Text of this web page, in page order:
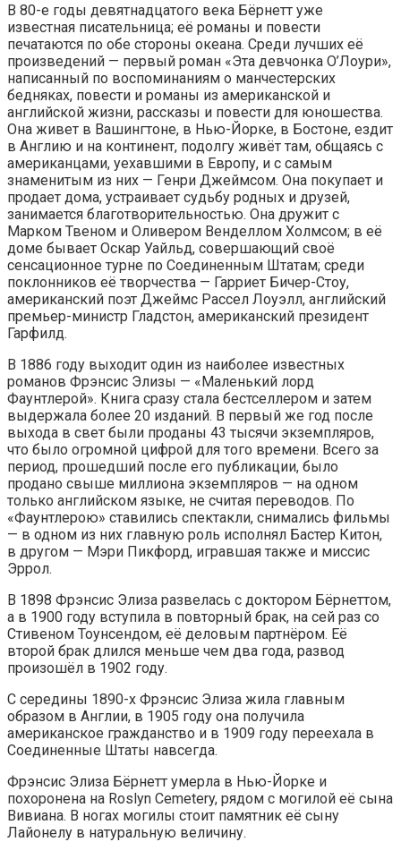
В 80-е годы девятнадцатого века Бёрнетт уже
известная писательница; её романы и повести
печатаются по обе стороны океана. Среди лучших её
произведений — первый роман «Эта девчонка О’Лоури»,
написанный по воспоминаниям о манчестерских
бедняках, повести и романы из американской и
английской жизни, рассказы и повести для юношества.
Она живет в Вашингтоне, в Нью-Йорке, в Бостоне, ездит
в Англию и на континент, подолгу живёт там, общаясь с
американцами, уехавшими в Европу, и с самым
знаменитым из них — Генри Джеймсом. Она покупает и
продает дома, устраивает судьбу родных и друзей,
занимается благотворительностью. Она дружит с
Марком Твеном и Оливером Венделлом Холмсом; в её
доме бывает Оскар Уайльд, совершающий своё
сенсационное турне по Соединенным Штатам; среди
поклонников её творчества — Гарриет Бичер-Стоу,
американский поэт Джеймс Рассел Лоуэлл, английский
премьер-министр Гладстон, американский президент
Гарфилд.
В 1886 году выходит один из наиболее известных
романов Фрэнсис Элизы — «Маленький лорд
Фаунтлерой». Книга сразу стала бестселлером и затем
выдержала более 20 изданий. В первый же год после
выхода в свет были проданы 43 тысячи экземпляров,
что было огромной цифрой для того времени. Всего за
период, прошедший после его публикации, было
продано свыше миллиона экземпляров — на одном
только английском языке, не считая переводов. По
«Фаунтлерою» ставились спектакли, снимались фильмы
— в одном из них главную роль исполнял Бастер Китон,
в другом — Мэри Пикфорд, игравшая также и миссис
Эррол.
В 1898 Фрэнсис Элиза развелась с доктором Бёрнеттом,
а в 1900 году вступила в повторный брак, на сей раз со
Стивеном Тоунсендом, её деловым партнёром. Её
второй брак длился меньше чем два года, развод
произошёл в 1902 году.
С середины 1890-х Фрэнсис Элиза жила главным
образом в Англии, в 1905 году она получила
американское гражданство и в 1909 году переехала в
Соединенные Штаты навсегда.
Фрэнсис Элиза Бёрнетт умерла в Нью-Йорке и
похоронена на Roslyn Cemetery, рядом с могилой её сына
Вивиана. В ногах могилы стоит памятник её сыну
Лайонелу в натуральную величину.